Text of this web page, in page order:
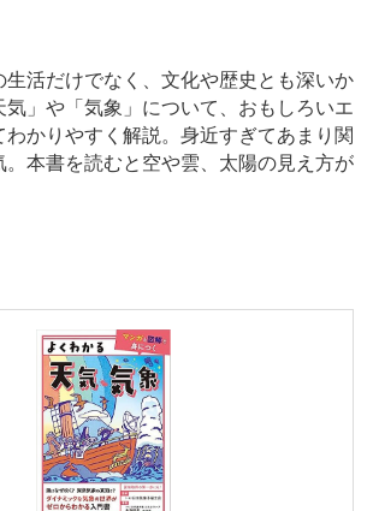
活だけでなく、文化や歴史とも深いか
」や「気象」について、おもしろいエ
わかりやすく解説。身近すぎてあまり関
本書を読むと空や雲、太陽の見え方が